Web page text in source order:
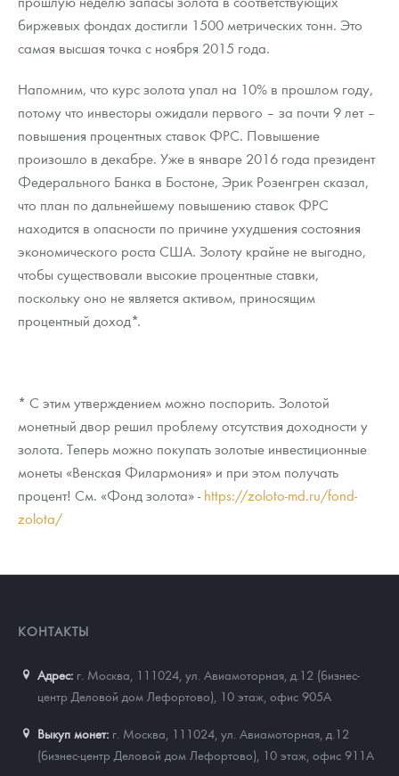
биржевых фондах достигли 1500 метрических тонн. Это
самая высшая точка с ноября 2015 года.
Напомним, что курс золота упал на 10% в прошлом году,
потому что инвесторы ожидали первого – за почти 9 лет –
повышения процентных ставок ФРС. Повышение
произошло в декабре. Уже в январе 2016 года президент
Федерального Банка в Бостоне, Эрик Розенгрен сказал,
что план по дальнейшему повышению ставок ФРС
находится в опасности по причине ухудшения состояния
экономического роста США. Золоту крайне не выгодно,
чтобы существовали высокие процентные ставки,
поскольку оно не является активом, приносящим
процентный доход*.
* С этим утверждением можно поспорить. Золотой
монетный двор решил проблему отсутствия доходности у
золота. Теперь можно покупать золотые инвестиционные
монеты «Венская Филармония» и при этом получать
процент! См. «Фонд золота» - https://zoloto-md.ru/fond-
zolota/
КОНТАКТЫ
Адрес: г. Москва, 111024 ул. Авиамоторная, д.12 (бизнес-
центр Деловой дом Лефортово), 10 этаж, офис 905А
Выкуп монет: г. Москва, 111024, ул. Авиамоторная, д.12
(бизнес-центр Деловой дом Лефортово), 10 этаж, офис 911А